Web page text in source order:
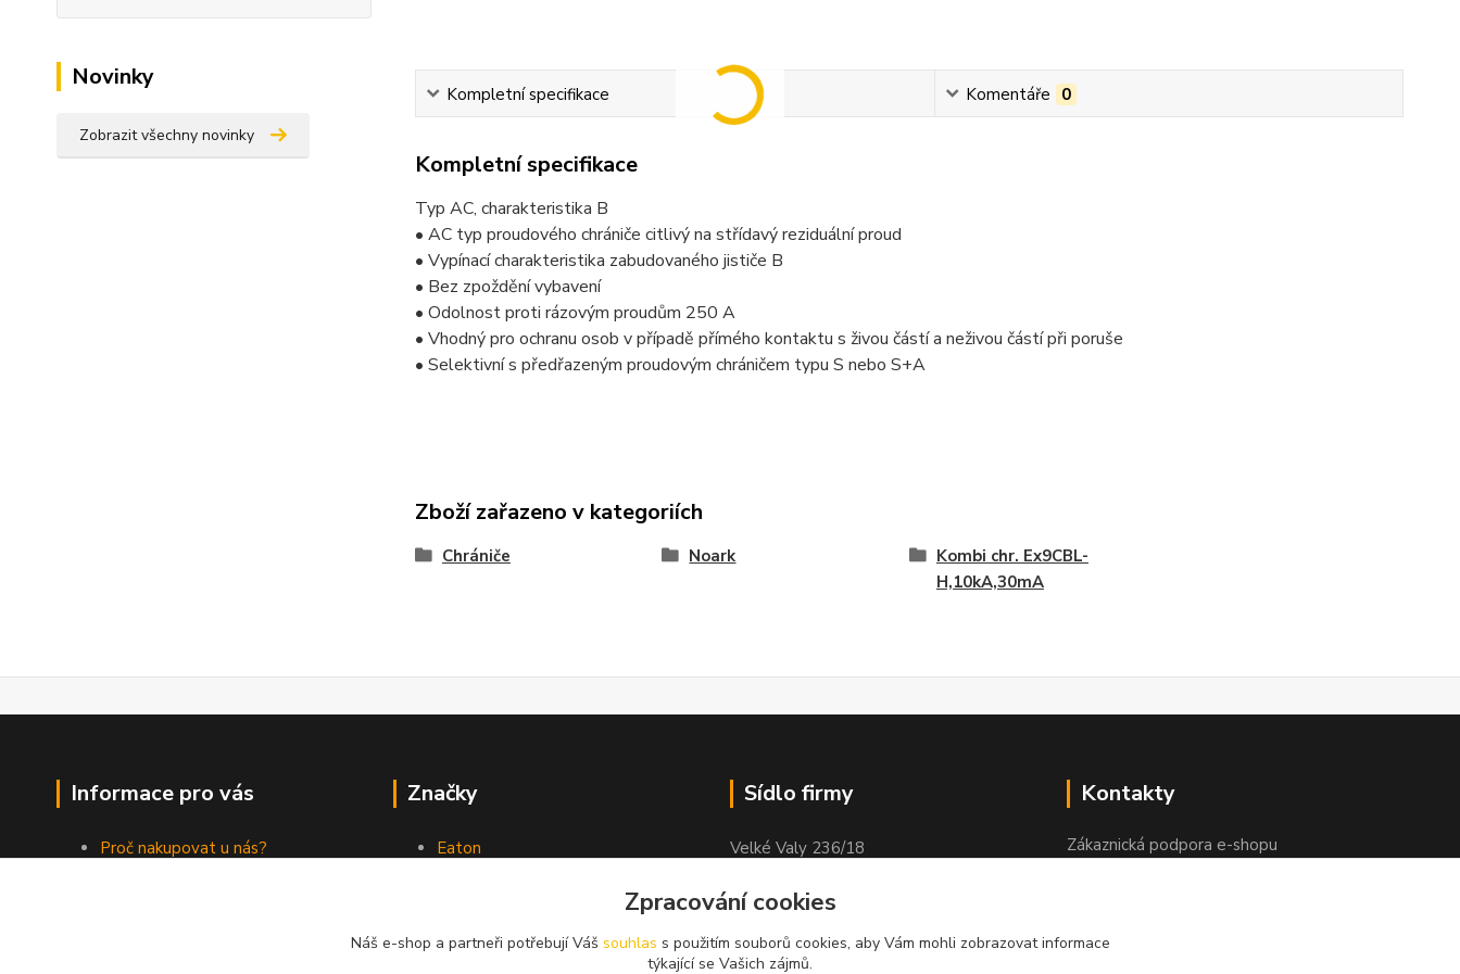
Novinky
Zobrazit všechny novinky
Kompletní specifikace Komentáře 0
Kompletní specifikace
Typ AC, charakteristika B
• AC typ proudového chrániče citlivý na střídavý reziduální proud
• Vypínací charakteristika zabudovaného jističe B
• Bez zpoždění vybavení
• Odolnost proti rázovým proudům 250 A
• Vhodný pro ochranu osob v případě přímého kontaktu s živou částí a neživou částí při poruše
• Selektivní s předřazeným proudovým chráničem typu S nebo S+A
Zboží zařazeno v kategoriích
Chrániče Noark
Kombi chr. Ex9CBL-
H,10kA,30mA
Informace pro vás
Proč nakupovat u nás?
Značky
Eaton
Sídlo firmy
Velké Valy 236/18
Nymburk
288 02
Kontakty
Zákaznická podpora e-shopu
info@elektronymburk.cz
Zpracování cookies
Náš e-shop a partneři potřebují Váš souhlas s použitím souborů cookies, aby Vám mohli zobrazovat informace
týkající se Vašich zájmů.